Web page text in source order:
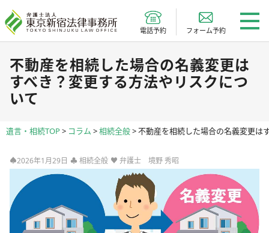
電話予約 フォーム予約
不動産を相続した場合の名義変更は
すべき？変更する方法やリスクにつ
いて
遺言・相続TOP> コラム >相続全般>不動産を相続した場合の名義変更は
♠2026年1月29日 ♣ 相続全般 ♥ 弁護士 境野 秀昭